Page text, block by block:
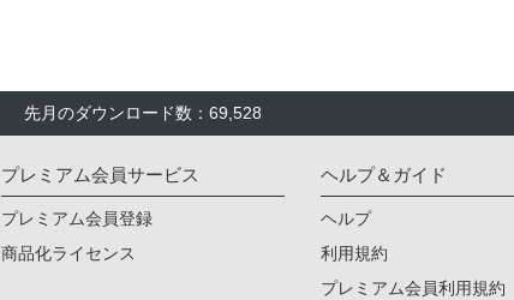
先月のダウンロード数：69,528
プレミアム会員サービス
プレミアム会員登録
商品化ライセンス
ヘルプ＆ガイド
ヘルプ
利用規約
プレミアム会員利用規約